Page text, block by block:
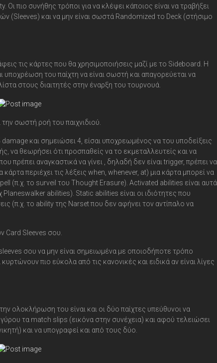
πιο συνήθης τρόποι για να κλέψει κάποιος είναι να τραβήξει
(Sleeves) και να μην είναι σωστά Randomized το Deck (στήσιμο
τις κάρτες που θα χρησιμοποιήσεις μαζί με το Sideboard. Η
του παίχτη να είναι σωστή και απαγορεύεται να
στους διαιτητές στην έναρξη του τουρνουά.
σωστή ροή του παιχνιδιού.
και σημειώσει 4, είσαι υποχρεωμένος να του υποδείξεις
να θεωρήσει ότι προσπαθείς να το εκμεταλλευτείς και να
πρέπει αναγκαστικά να γίνει , δηλαδή δεν είναι trigger, πρέπει να
περιέχει τις λέξεις when, whenever, at) μια κάρτα μπορεί να
(π.χ. το surveil του Thought Erasure). Activated abilities είναι αυτά
abilities). Static abilities είναι οι ιδιότητες που
(π.χ. το ability της Narset που δεν αφήνει τον αντίπαλο να
Card Sleeves σου.
σου να μην είναι σημειωμένα με οποιοδήποτε τρόπο
πιο εύκολα από τις κανονικές και ειδικά αν είναι λίγες
ολοκλήρωση του είναι και οι δύο παίχτες υπεύθυνοι να
τα match slips (εικόνα στην συνέχεια) και αφού τελειώσει
και να υπογραφεί και από τους δύο.